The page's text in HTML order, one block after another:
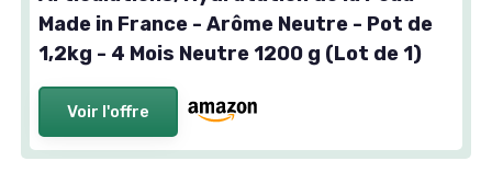
Made in France - Arôme Neutre - Pot de
1,2kg - 4 Mois Neutre 1200 g (Lot de 1)
Voir l'offre